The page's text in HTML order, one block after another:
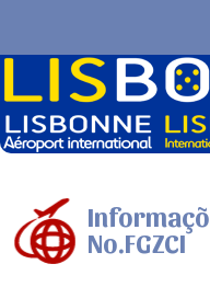
No.FGZCI